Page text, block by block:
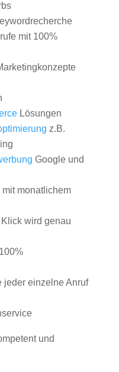
mit 100%
Lösungen
z.B.
Google und
monatlichem
wird genau
jeder einzelne Anruf
und